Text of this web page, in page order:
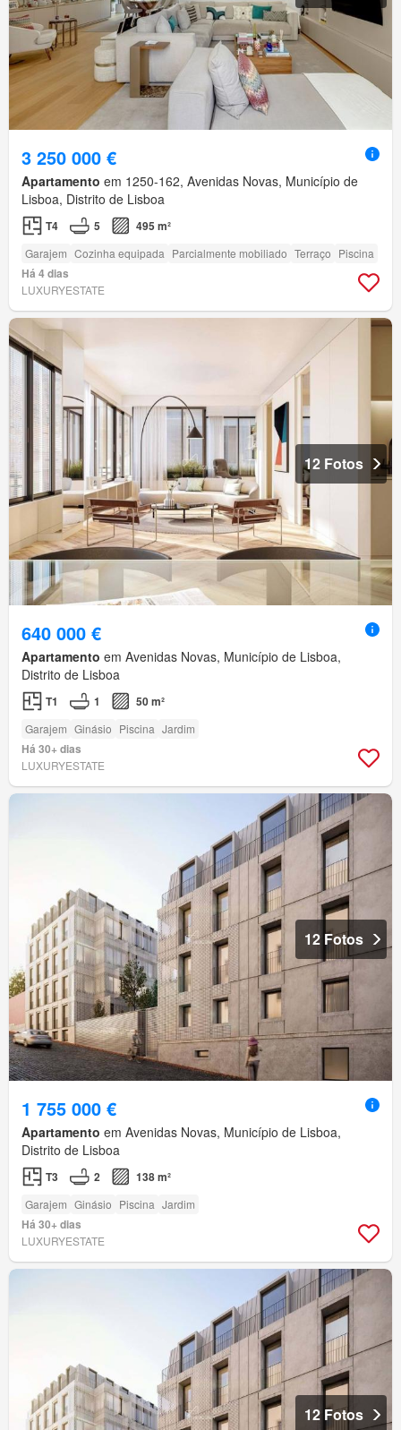
3 250 000 €
Apartamento em 1250-162, Avenidas Novas, Município de
Lisboa, Distrito de Lisboa
T4 5 495 m²
Garajem Cozinha equipada Parcialmente mobiliado Terraço Piscina
Há 4 dias
LUXURYESTATE
12 Fotos
640 000 €
Apartamento em Avenidas Novas, Município de Lisboa,
Distrito de Lisboa
T1 1 50 m²
Garajem Ginásio Piscina Jardim
Há 30+ dias
LUXURYESTATE
12 Fotos
1 755 000 €
Apartamento em Avenidas Novas, Município de Lisboa,
Distrito de Lisboa
T3 2 138 m²
Garajem Ginásio Piscina Jardim
Há 30+ dias
LUXURYESTATE
12 Fotos